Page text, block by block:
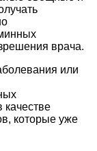
врача.
или
качестве
которые уже